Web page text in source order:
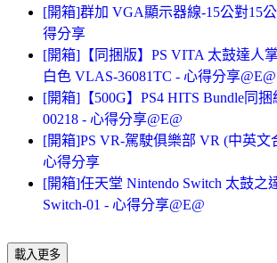
[開箱]群加 VGA顯示器線-15公對15
得分享
[開箱]【同捆版】PS VITA 太鼓達人
白色 VLAS-36081TC - 心得分享@E@
[開箱]【500G】PS4 HITS Bundle同
00218 - 心得分享@E@
[開箱]PS VR-駕駛俱樂部 VR (中英文
心得分享
[開箱]任天堂 Nintendo Switch 太鼓之
Switch-01 - 心得分享@E@
載入更多